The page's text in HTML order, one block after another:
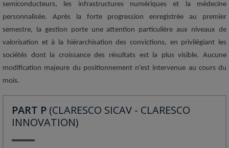
semiconducteurs, les infrastructures numériques et la médecine
personnalisée. Après la forte progression enregistrée au premier
semestre, la gestion porte une attention particulière aux niveaux de
valorisation et à la hiérarchisation des convictions, en privilégiant les
sociétés dont la croissance des résultats est la plus visible. Aucune
modification majeure du positionnement n'est intervenue au cours du
mois.
PART P (CLARESCO SICAV - CLARESCO
INNOVATION)